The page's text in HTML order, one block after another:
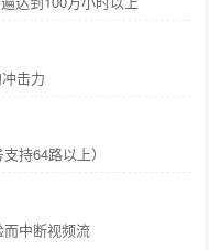
击力
持64路以上）
中断视频流